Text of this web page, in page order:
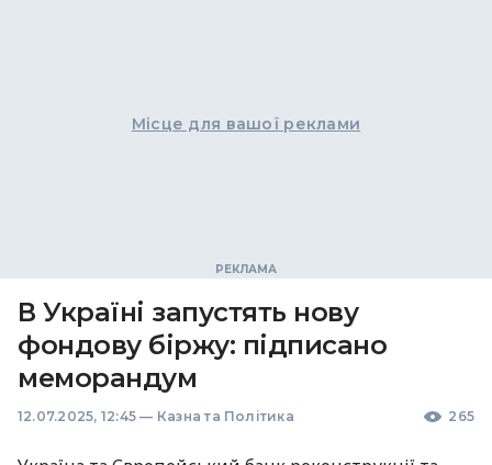
Місце для вашої реклами
В Україні запустять нову
фондову біржу: підписано
меморандум
12.07.2025, 12:45 — Казна та Політика 265